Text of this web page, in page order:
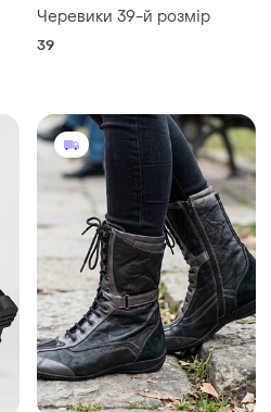
Черевики 39-й розмір
39